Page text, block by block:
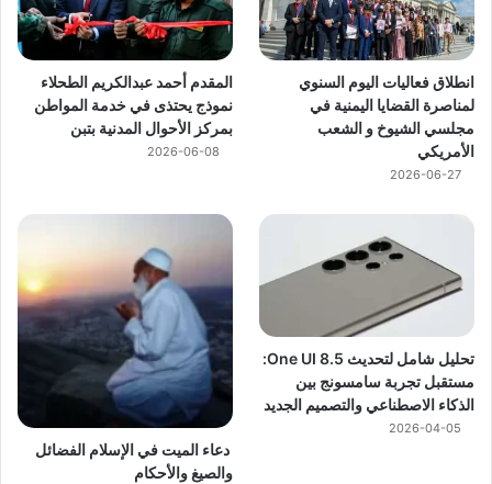
انطلاق فعاليات اليوم السنوي
لمناصرة القضايا اليمنية في
مجلسي الشيوخ و الشعب
الأمريكي
2026-06-27
المقدم أحمد عبدالكريم الطحلاء
نموذج يحتذى في خدمة المواطن
بمركز الأحوال المدنية بتبن
2026-06-08
تحليل شامل لتحديث One UI 8.5:
مستقبل تجربة سامسونج بين
الذكاء الاصطناعي والتصميم الجديد
2026-04-05
دعاء الميت في الإسلام الفضائل
والصيغ والأحكام